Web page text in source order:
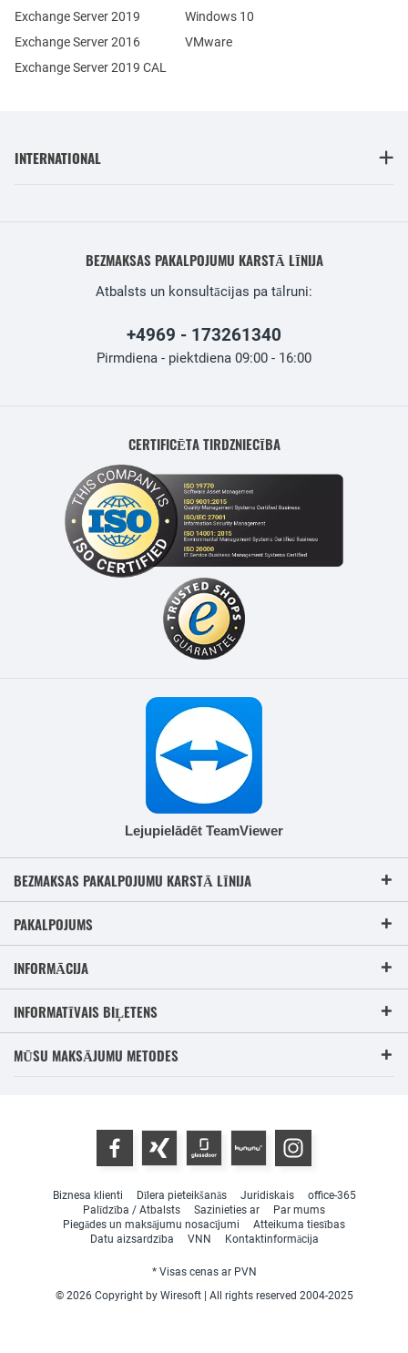
Exchange Server 2019
Exchange Server 2016
Exchange Server 2019 CAL
Windows 10
VMware
INTERNATIONAL
BEZMAKSAS PAKALPOJUMU KARSTĀ LĪNIJA
Atbalsts un konsultācijas pa tālruni:
+4969 - 173261340
Pirmdiena - piektdiena 09:00 - 16:00
CERTIFICĒTA TIRDZNIECĪBA
Lejupielādēt TeamViewer
BEZMAKSAS PAKALPOJUMU KARSTĀ LĪNIJA
PAKALPOJUMS
INFORMĀCIJA
INFORMATĪVAIS BIĻETENS
MŪSU MAKSĀJUMU METODES
Biznesa klienti Dīlera pieteikšanās Juridiskais
office-365
Palīdzība / Atbalsts
Sazinieties ar
Par mums
Piegādes un maksājumu nosacījumi
Atteikuma tiesības
Datu aizsardzība
VNN Kontaktinformācija
* Visas cenas ar PVN
© 2026 Copyright by Wiresoft | All rights reserved 2004-2025